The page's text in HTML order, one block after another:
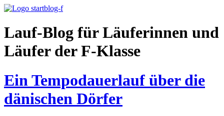
Lauf-Blog für Läuferinnen und
Läufer der F-Klasse
Ein Tempodauerlauf über die
dänischen Dörfer